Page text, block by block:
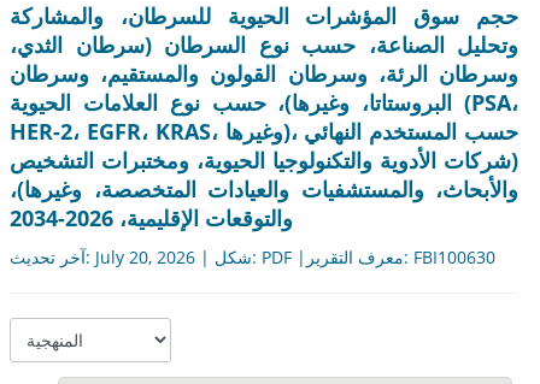
حجم سوق المؤشرات الحيوية للسرطان، والمشاركة
وتحليل الصناعة، حسب نوع السرطان (سرطان الثدي،
وسرطان الرئة، وسرطان القولون والمستقيم، وسرطان
البروستاتا، وغيرها)، حسب نوع العلامات الحيوية (PSA،
HER-2، EGFR، KRAS، وغيرها)، حسب المستخدم النهائي
(شركات الأدوية والتكنولوجيا الحيوية، ومختبرات التشخيص
والأبحاث، والمستشفيات والعيادات المتخصصة، وغيرها)،
والتوقعات الإقليمية، 2026-2034
آخر تحديث: July 20, 2026 | شكل: PDF |معرف التقرير: FBI100630